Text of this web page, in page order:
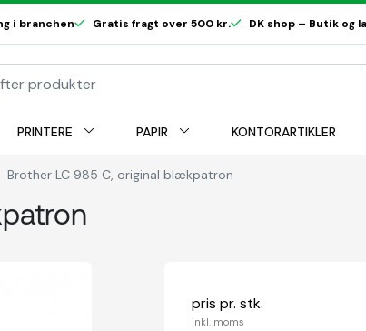
i branchen Gratis fragt over 500 kr. DK shop – Butik og
PRINTERE PAPIR KONTORARTIKLER
Brother LC 985 C, original blækpatron
pris pr. stk.
inkl. moms